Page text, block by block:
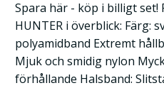
Spara här - köp i billigt set!
HUNTER i överblick: Färg:
polyamidband Extremt
Mjuk och smidig nylon
förhållande Halsband: